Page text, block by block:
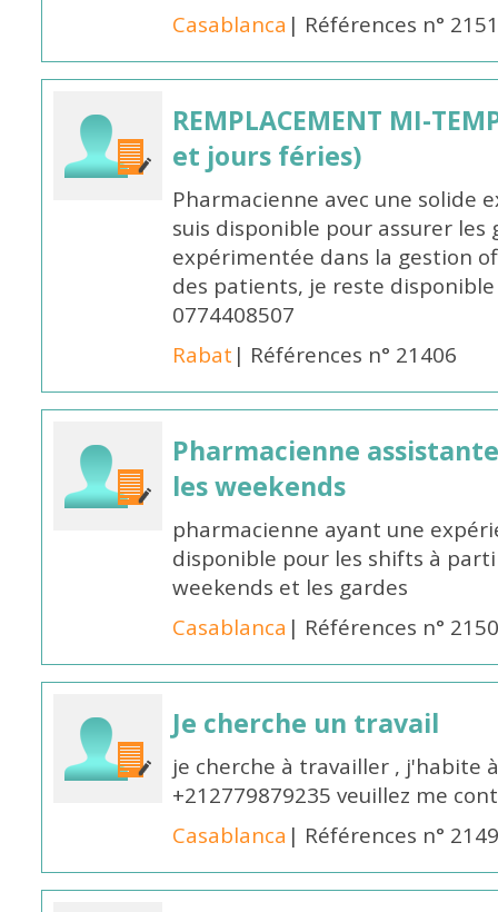
Casablanca | Références n°
REMPLACEMENT MI-
et jours féries)
Pharmacienne avec une solide
suis disponible pour assurer les
expérimentée dans la gestion
des patients, je reste
0774408507
Rabat | Références n° 21406
Pharmacienne
les weekends
pharmacienne ayant une
disponible pour les shifts à
weekends et les gardes
Casablanca | Références n°
Je cherche un travail
je cherche à travailler , j'habite
+212779879235 veuillez me
Casablanca | Références n°